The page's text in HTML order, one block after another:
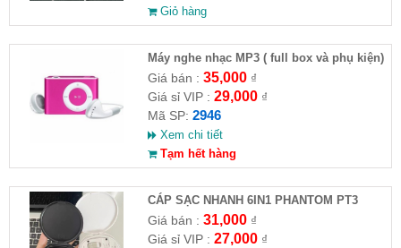
Giỏ hàng
Máy nghe nhạc MP3 ( full box và phụ kiện)
Giá bán : 35,000₫
Giá sỉ VIP : 29,000₫
Mã SP: 2946
Xem chi tiết
Tạm hết hàng
CÁP SẠC NHANH 6IN1 PHANTOM PT3
Giá bán : 31,000₫
Giá sỉ VIP : 27,000₫